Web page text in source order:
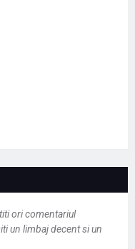
ori comentariul
un limbaj decent si un